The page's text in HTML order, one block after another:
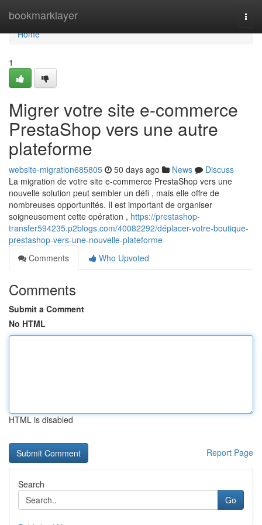
bookmarklayer
Home
Home
1
Migrer votre site e-commerce
PrestaShop vers une autre
plateforme
website-migration685805 50 days ago News
Discuss
La migration de votre site e-commerce PrestaShop vers une
nouvelle solution peut sembler un défi , mais elle offre de
nombreuses opportunités. Il est important de organiser
soigneusement cette opération , https://prestashop-
transfer594235.p2blogs.com/40082292/déplacer-votre-boutique-
prestashop-vers-une-nouvelle-plateforme
Comments
Who Upvoted
Comments
Submit a Comment
No HTML
HTML is disabled
Report Page
Search
Go